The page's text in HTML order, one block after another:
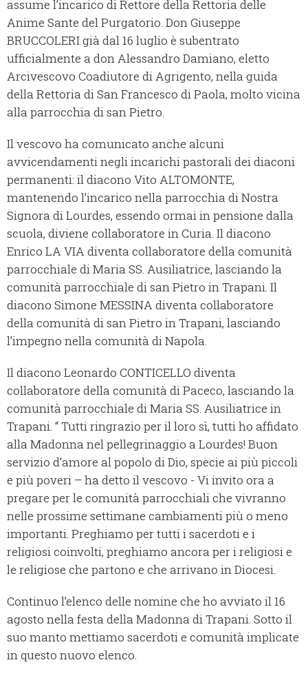
assume l’incarico di Rettore della Rettoria delle
Anime Sante del Purgatorio. Don Giuseppe
BRUCCOLERI già dal 16 luglio è subentrato
ufficialmente a don Alessandro Damiano, eletto
Arcivescovo Coadiutore di Agrigento, nella guida
della Rettoria di San Francesco di Paola, molto vicina
alla parrocchia di san Pietro.
Il vescovo ha comunicato anche alcuni
avvicendamenti negli incarichi pastorali dei diaconi
permanenti: il diacono Vito ALTOMONTE,
mantenendo l’incarico nella parrocchia di Nostra
Signora di Lourdes, essendo ormai in pensione dalla
scuola, diviene collaboratore in Curia. Il diacono
Enrico LA VIA diventa collaboratore della comunità
parrocchiale di Maria SS. Ausiliatrice, lasciando la
comunità parrocchiale di san Pietro in Trapani. Il
diacono Simone MESSINA diventa collaboratore
della comunità di san Pietro in Trapani, lasciando
l’impegno nella comunità di Napola.
Il diacono Leonardo CONTICELLO diventa
collaboratore della comunità di Paceco, lasciando la
comunità parrocchiale di Maria SS. Ausiliatrice in
Trapani. “ Tutti ringrazio per il loro sì, tutti ho affidato
alla Madonna nel pellegrinaggio a Lourdes! Buon
servizio d’amore al popolo di Dio, specie ai più piccoli
e più poveri – ha detto il vescovo - Vi invito ora a
pregare per le comunità parrocchiali che vivranno
nelle prossime settimane cambiamenti più o meno
importanti. Preghiamo per tutti i sacerdoti e i
religiosi coinvolti, preghiamo ancora per i religiosi e
le religiose che partono e che arrivano in Diocesi.
Continuo l’elenco delle nomine che ho avviato il 16
agosto nella festa della Madonna di Trapani. Sotto il
suo manto mettiamo sacerdoti e comunità implicate
in questo nuovo elenco.